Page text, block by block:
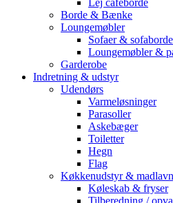
Lej caféborde
Borde & Bænke
Loungemøbler
Sofaer & sofaborde
Loungemøbler &
Garderobe
Indretning & udstyr
Udendørs
Varmeløsninger
Parasoller
Askebæger
Toiletter
Hegn
Flag
Køkkenudstyr &
Køleskab & fryser
Tilberedning /